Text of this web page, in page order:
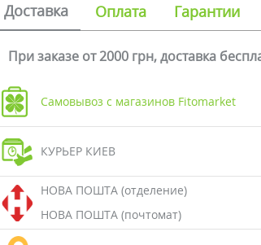
Доставка Оплата Гарантии
При заказе от 2000 грн, доставка
Самовывоз с магазинов Fitomarket
КУРЬЕР КИЕВ
НОВА ПОШТА (отделение)
НОВА ПОШТА (почтомат)